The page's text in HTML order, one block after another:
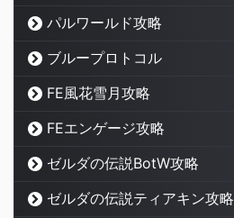
パルワールド攻略
ブループロトコル
FE風花雪月攻略
FEエンゲージ攻略
ゼルダの伝説BotW攻略
ゼルダの伝説ティアキン攻略